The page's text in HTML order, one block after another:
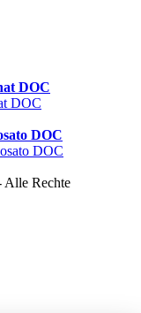
DOC
DOC
Alle Rechte